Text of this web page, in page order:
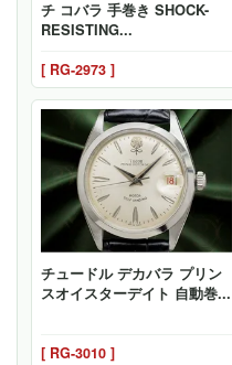
チ コバラ 手巻き SHOCK-
RESISTING...
[ RG-2973 ]
チュードル デカバラ プリン
スオイスターデイト 自動巻...
[ RG-3010 ]